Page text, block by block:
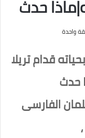
حدث
واحدة
قدام تريلا
حدث
الفارسى